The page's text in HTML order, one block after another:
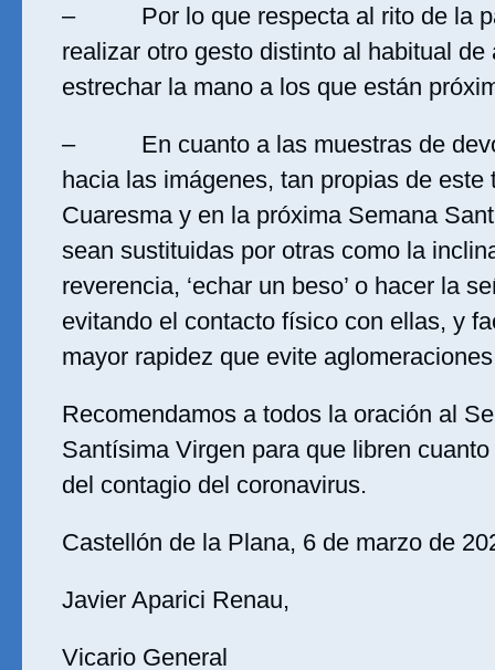
– Por lo que respecta al rito de la
realizar otro gesto distinto al habitual de
estrechar la mano a los que están
– En cuanto a las muestras de
hacia las imágenes, tan propias de este
Cuaresma y en la próxima Semana
sean sustituidas por otras como la
reverencia, ‘echar un beso’ o hacer la
evitando el contacto físico con ellas, y
mayor rapidez que evite
Recomendamos a todos la oración al
Santísima Virgen para que libren
del contagio del coronavirus.
Castellón de la Plana, 6 de marzo de
Javier Aparici Renau,
Vicario General